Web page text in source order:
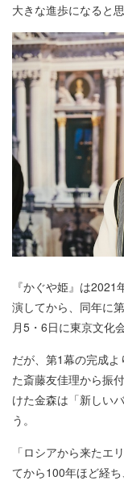
大きな進歩になると
『かぐや姫』は
演してから、同年に
月5・6日に東京文化
だが、第1幕の完成
た斎藤友佳理から振
けた金森は「新しい
う。
「ロシアから来たエ
てから100年ほど経